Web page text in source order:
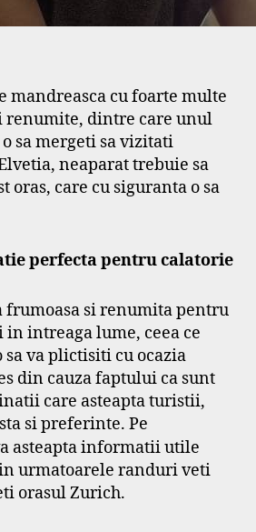
mandreasca cu foarte multe
renumite, dintre care unul
sa mergeti sa vizitati
neaparat trebuie sa
oras, care cu siguranta o sa
perfecta pentru calatorie
frumoasa si renumita pentru
intreaga lume, ceea ce
sa va plictisiti cu ocazia
din cauza faptului ca sunt
care asteapta turistii,
si preferinte. Pe
asteapta informatii utile
urmatoarele randuri veti
orasul Zurich.